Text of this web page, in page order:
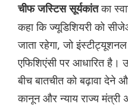
चीफ जस्टिस सूर्यकांतका
कहा कि ज्यूडिशियरी को
जाता रहेगा, जो
एफिशिएंसी पर आधारित है।
बीच बातचीत को बढ़ावा देने
कानून और न्याय राज्य मंत्री